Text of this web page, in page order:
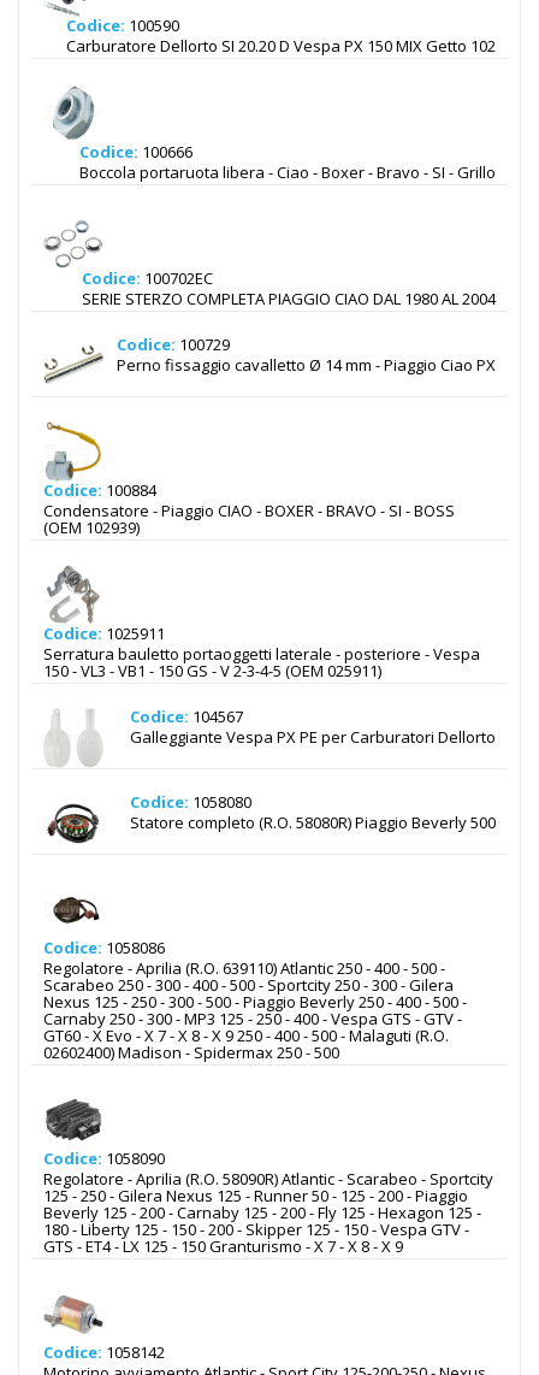
Codice: 100590
Carburatore Dellorto SI 20.20 D Vespa PX 150 MIX Getto 102
Codice: 100666
Boccola portaruota libera - Ciao - Boxer - Bravo - SI - Grillo
Codice: 100702EC
SERIE STERZO COMPLETA PIAGGIO CIAO DAL 1980 AL 2004
Codice: 100729
Perno fissaggio cavalletto Ø 14 mm - Piaggio Ciao PX
Codice: 100884
Condensatore - Piaggio CIAO - BOXER - BRAVO - SI - BOSS
(OEM 102939)
Codice: 1025911
Serratura bauletto portaoggetti laterale - posteriore - Vespa
150 - VL3 - VB1 - 150 GS - V 2-3-4-5 (OEM 025911)
Codice: 104567
Galleggiante Vespa PX PE per Carburatori Dellorto
Codice: 1058080
Statore completo (R.O. 58080R) Piaggio Beverly 500
Codice: 1058086
Regolatore - Aprilia (R.O. 639110) Atlantic 250 - 400 - 500 -
Scarabeo 250 - 300 - 400 - 500 - Sportcity 250 - 300 - Gilera
Nexus 125 - 250 - 300 - 500 - Piaggio Beverly 250 - 400 - 500 -
Carnaby 250 - 300 - MP3 125 - 250 - 400 - Vespa GTS - GTV -
GT60 - X Evo - X 7 - X 8 - X 9 250 - 400 - 500 - Malaguti (R.O.
02602400) Madison - Spidermax 250 - 500
Codice: 1058090
Regolatore - Aprilia (R.O. 58090R) Atlantic - Scarabeo - Sportcity
125 - 250 - Gilera Nexus 125 - Runner 50 - 125 - 200 - Piaggio
Beverly 125 - 200 - Carnaby 125 - 200 - Fly 125 - Hexagon 125 -
180 - Liberty 125 - 150 - 200 - Skipper 125 - 150 - Vespa GTV -
GTS - ET4 - LX 125 - 150 Granturismo - X 7 - X 8 - X 9
Codice: 1058142